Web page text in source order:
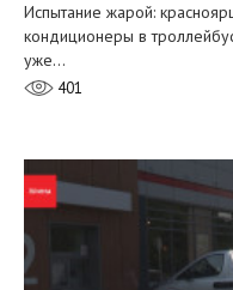
Испытание жарой:
кондиционеры в
уже…
401